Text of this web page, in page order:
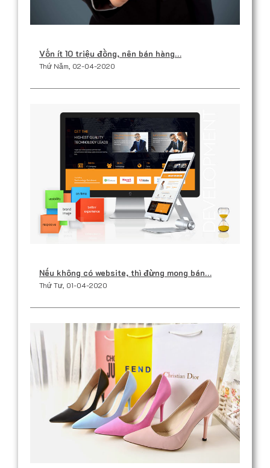
Vốn ít 10 triệu đồng, nên bán hàng…
Thứ Năm, 02-04-2020
Nếu không có website, thì đừng mong bán…
Thứ Tư, 01-04-2020